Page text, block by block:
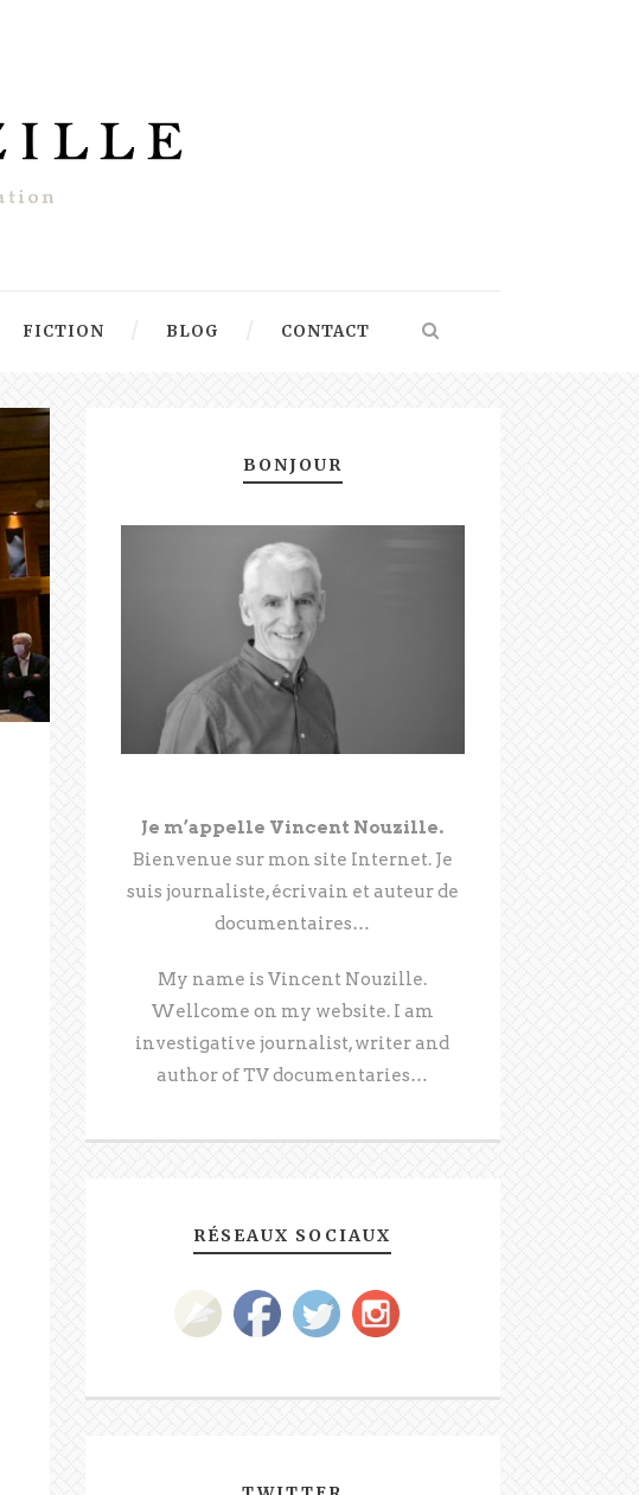
FICTION BLOG CONTACT
BONJOUR
Je m’appelle Vincent Nouzille.
Bienvenue sur mon site Internet. Je
suis journaliste, écrivain et auteur de
documentaires…
My name is Vincent Nouzille.
Wellcome on my website. I am
investigative journalist, writer and
author of TV documentaries…
RÉSEAUX SOCIAUX